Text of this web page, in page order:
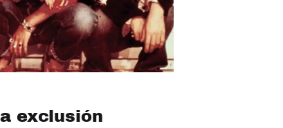
exclusión